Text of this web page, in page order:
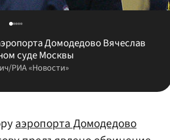
Домодедово Вячеслав
суде Москвы
РИА «Новости»
аэропорта Домодедово